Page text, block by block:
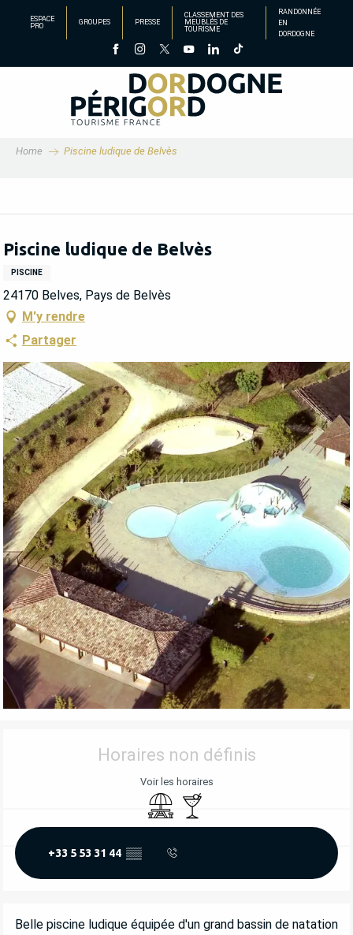
principal
ESPACE
PRO
GROUPES PRESSE
CLASSEMENT DES
MEUBLÉS DE
TOURISME
RANDONNÉE
EN
DORDOGNE
Home Piscine ludique de Belvès
Piscine ludique de Belvès
PISCINE
24170 Belves, Pays de Belvès
M'y rendre
Partager
OUVERTURE ET COORDONNÉES
Horaires non définis
Voir les horaires
Aire de pique nique
Bar / Buvette
+33 5 53 31 44 ▒▒
DESCRIPTION
Belle piscine ludique équipée d'un grand bassin de natation